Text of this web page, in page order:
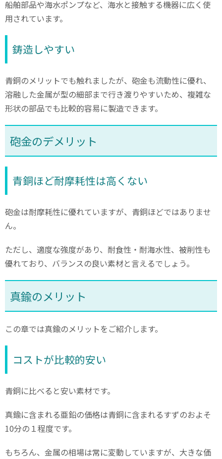
船舶部品や海水ポンプなど、海水と接触する機器に広く使
用されています。
鋳造しやすい
青銅のメリットでも触れましたが、砲金も流動性に優れ、
溶融した金属が型の細部まで行き渡りやすいため、複雑な
形状の部品でも比較的容易に製造できます。
砲金のデメリット
青銅ほど耐摩耗性は高くない
砲金は耐摩耗性に優れていますが、青銅ほどではありませ
ん。
ただし、適度な強度があり、耐食性・耐海水性、被削性も
優れており、バランスの良い素材と言えるでしょう。
真鍮のメリット
この章では真鍮のメリットをご紹介します。
コストが比較的安い
青銅に比べると安い素材です。
真鍮に含まれる亜鉛の価格は青銅に含まれるすずのおよそ
10分の１程度です。
もちろん、金属の相場は常に変動していますが、大きな価